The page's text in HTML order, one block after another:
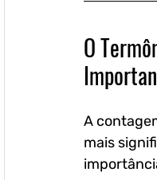
O
A
mais